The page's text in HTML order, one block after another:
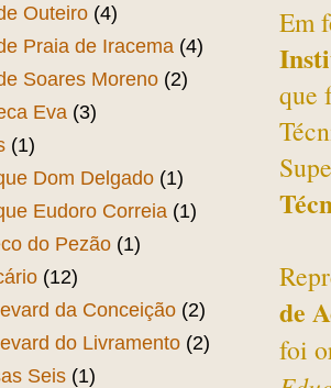
Em
que
de
foi
Outeiro (4)
Praia de Iracema (4)
Soares Moreno (2)
Eva (3)
(1)
Dom Delgado (1)
Eudoro Correia (1)
do Pezão (1)
(12)
da Conceição (2)
do Livramento (2)
Seis (1)